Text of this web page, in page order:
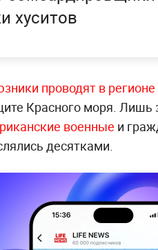
хуситов
проводят в регионе
Красного моря. Лишь
военные и
десятками.